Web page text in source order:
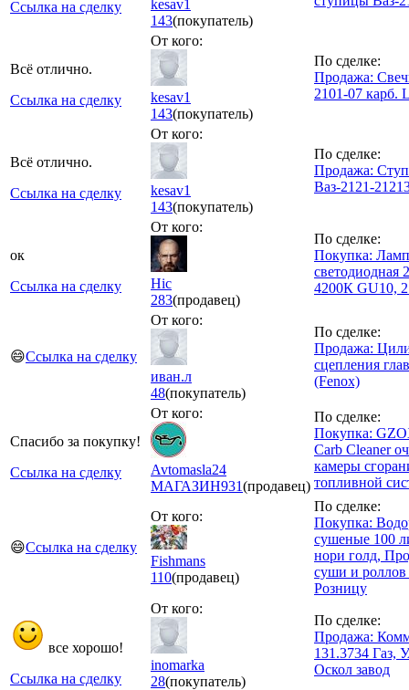
Ссылка на сделку
kesav1
143(покупатель)
Всё отлично.
Ссылка на сделку
От кого:
kesav1
143(покупатель)
По сделке:
Продажа:
2101-07 карб.
Всё отлично.
Ссылка на сделку
От кого:
kesav1
143(покупатель)
По сделке:
Продажа:
Ваз-2121-
ок
Ссылка на сделку
От кого:
Hic
283(продавец)
По сделке:
Покупка:
светодиодная
4200К GU10,
😄Ссылка на сделку
От кого:
иван.л
48(покупатель)
По сделке:
Продажа:
сцепления
(Fenox)
Спасибо за покупку!
Ссылка на сделку
От кого:
Avtomasla24
МАГАЗИН931(продавец)
По сделке:
Покупка:
Carb Cleaner
камеры
топливной
😄Ссылка на сделку
От кого:
Fishmans
110(продавец)
По сделке:
Покупка:
сушеные 100
нори голд,
суши и
Розницу
все хорошо!
Ссылка на сделку
От кого:
inomarka
28(покупатель)
По сделке:
Продажа:
131.3734 Газ,
Оскол завод